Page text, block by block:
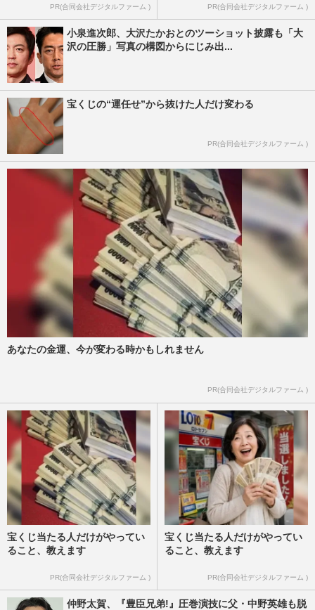
PR(合同会社デジタルファーム ) PR(合同会社デジタルファーム )
小泉進次郎、大沢たかおとのツーショット披露も「大
沢の圧勝」写真の構図からにじみ出...
宝くじの“運任せ”から抜けた人だけ変わる
PR(合同会社デジタルファーム )
あなたの金運、今が変わる時かもしれません
PR(合同会社デジタルファーム )
宝くじ当たる人だけがやってい
ること、教えます
PR(合同会社デジタルファーム )
宝くじ当たる人だけがやってい
ること、教えます
PR(合同会社デジタルファーム )
仲野太賀、『豊臣兄弟!』圧巻演技に父・中野英雄も脱